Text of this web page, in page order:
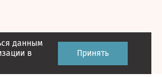
данным
в
Принять